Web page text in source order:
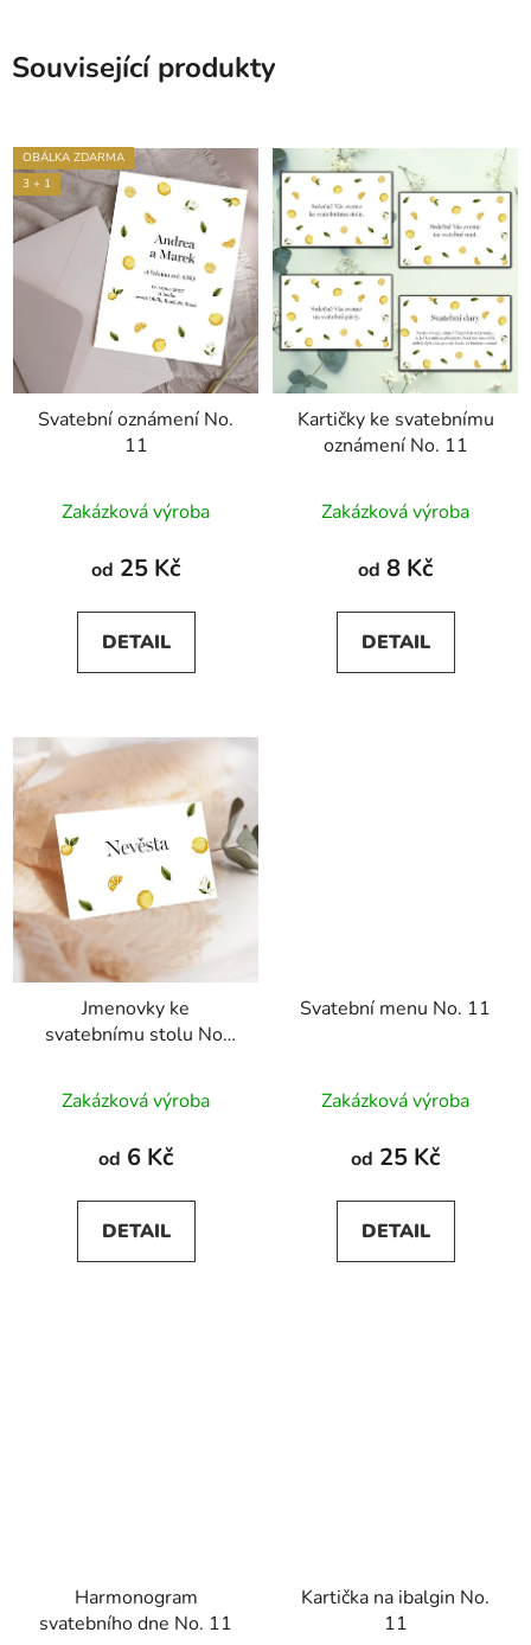
Související produkty
OBÁLKA ZDARMA
3 + 1
Svatební oznámení No.
11
Zakázková výroba
od 25 Kč
DETAIL
Kartičky ke svatebnímu
oznámení No. 11
Zakázková výroba
od 8 Kč
DETAIL
Jmenovky ke
svatebnímu stolu No.
Zakázková výroba
od 6 Kč
DETAIL
Svatební menu No. 11
Zakázková výroba
od 25 Kč
DETAIL
Harmonogram
svatebního dne No. 11
Kartička na ibalgin No.
11